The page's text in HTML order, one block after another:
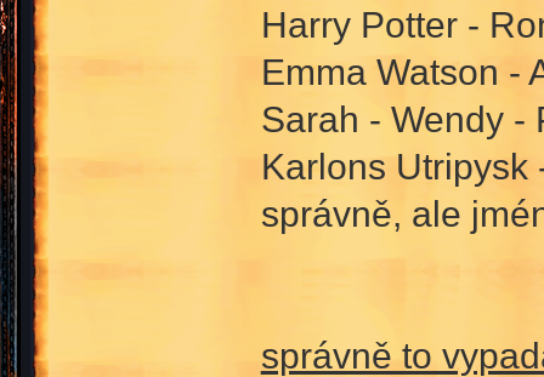
Harry Potter -
Emma Watson -
Sarah - Wendy -
Karlons Utripysk
správně, ale
správně to